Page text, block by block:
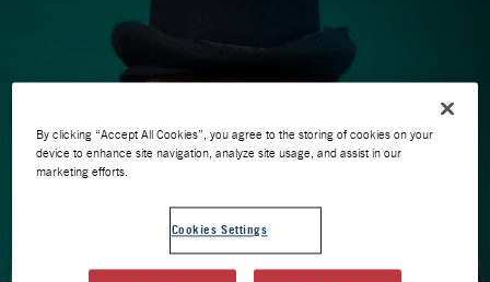
By clicking “Accept All Cookies”, you agree to the storing of cookies on your
device to enhance site navigation, analyze site usage, and assist in our
marketing efforts.
Cookies Settings